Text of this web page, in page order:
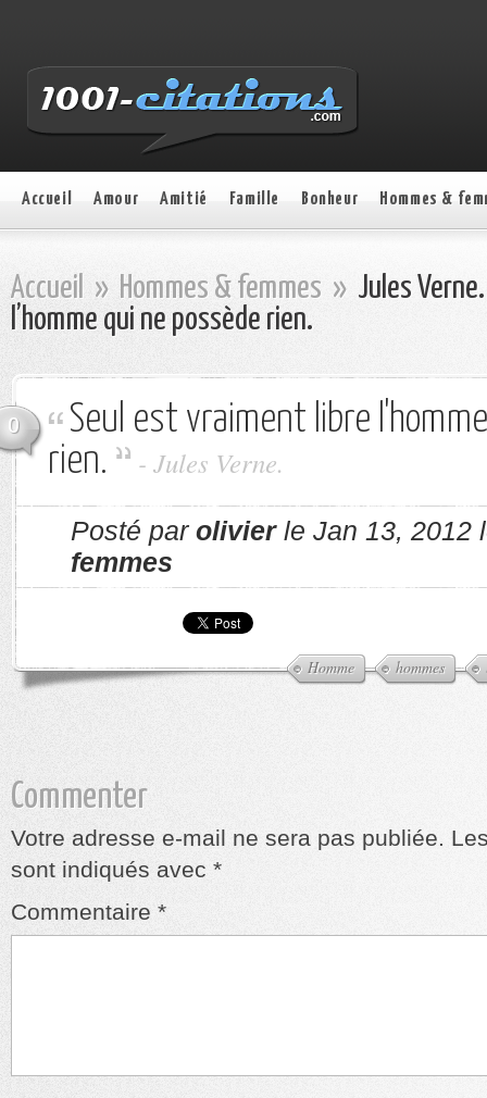
Accueil Amour Amitié Famille Bonheur Hommes &
Accueil » Hommes & femmes » Jules
l’homme qui ne possède rien.
0
Seul est vraiment libre
rien.
- Jules Verne.
Posté par olivierle Jan 13, 2012
femmes
Homme hommes
Commenter
Votre adresse e-mail ne sera pas publiée.
sont indiqués avec *
Commentaire *